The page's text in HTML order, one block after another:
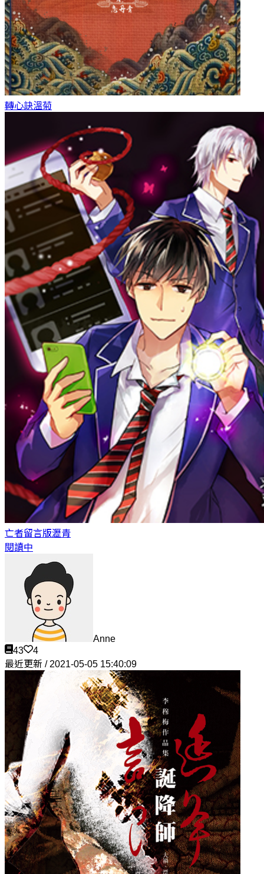
轉心訣溫菊
亡者留言版瀝青
閱讀中
Anne
43
4
最近更新 / 2021-05-05 15:40:09